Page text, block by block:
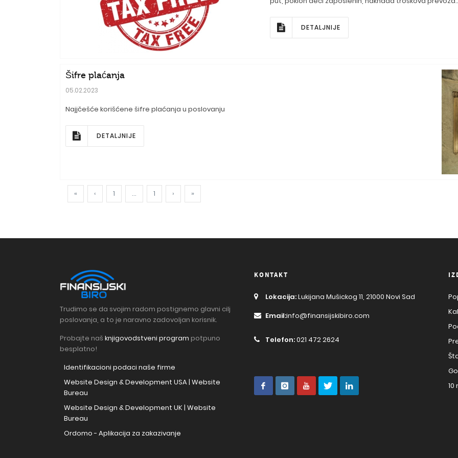
DETALJNIJE
Šifre plaćanja
05.02.2023
Najjčešće korišćene šifre plaćanja u poslovanju
DETALJNIJE
« ‹ 1 ... 1 › »
Trudimo se da svojim radom postignemo glavni cilj
poslovanja, a to je naravno zadovoljan korisnik.
Probajte naš knjigovodstveni program potpuno
besplatno!
Identifikacioni podaci naše firme
Website Design & Development USA | Website
Bureau
Website Design & Development UK | Website
Bureau
Ordomo - Aplikacija za zakazivanje
KONTAKT
Lokacija:Lukijana Mušickog 11, 21000 Novi Sad
Email:info@finansijskibiro.com
Telefon:021 472 2624